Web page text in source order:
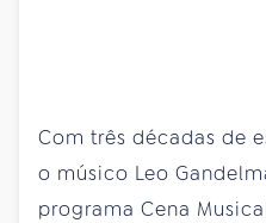
Com três décadas de
o músico Leo
programa Cena